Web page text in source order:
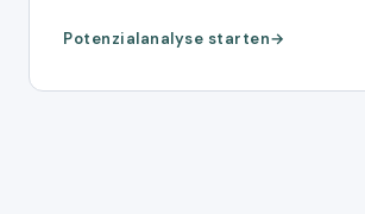
Potenzialanalyse starten